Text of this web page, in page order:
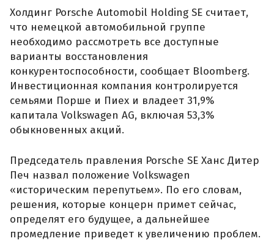
Холдинг Porsche Automobil Holding SE считает,
что немецкой автомобильной группе
необходимо рассмотреть все доступные
варианты восстановления
конкурентоспособности, сообщает Bloomberg.
Инвестиционная компания контролируется
семьями Порше и Пиех и владеет 31,9%
капитала Volkswagen AG, включая 53,3%
обыкновенных акций.
Председатель правления Porsche SE Ханс Дитер
Печ назвал положение Volkswagen
«историческим перепутьем». По его словам,
решения, которые концерн примет сейчас,
определят его будущее, а дальнейшее
промедление приведет к увеличению проблем.